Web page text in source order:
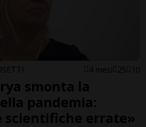
4 mesi 25 10
smonta la
pandemia:
scientifiche errate»